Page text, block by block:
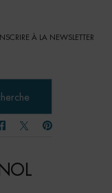
À LA NEWSLETTER
PARTAGER SUR FACEBOOK
PARTAGER SUR TWITTER
PARTAGER SUR